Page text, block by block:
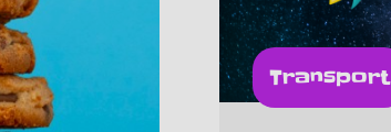
Transport